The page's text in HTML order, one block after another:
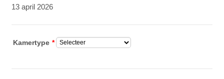
13 april 2026
Kamertype *